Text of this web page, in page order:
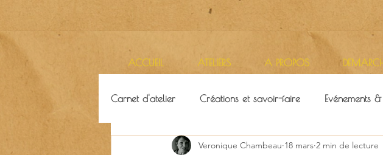
Carnet d'atelier Créations et savoir-faire Evénements
Ressources & ambiance Territoires Vie d'atelier
Veronique Chambeau 18 mars 2 min de lecture
ACCUEIL ATELIERS A PROPOS